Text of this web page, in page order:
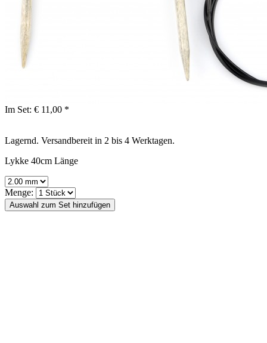
Im Set: € 11,00 *
Lagernd. Versandbereit in 2 bis 4 Werktagen.
Lykke 40cm Länge
Menge: